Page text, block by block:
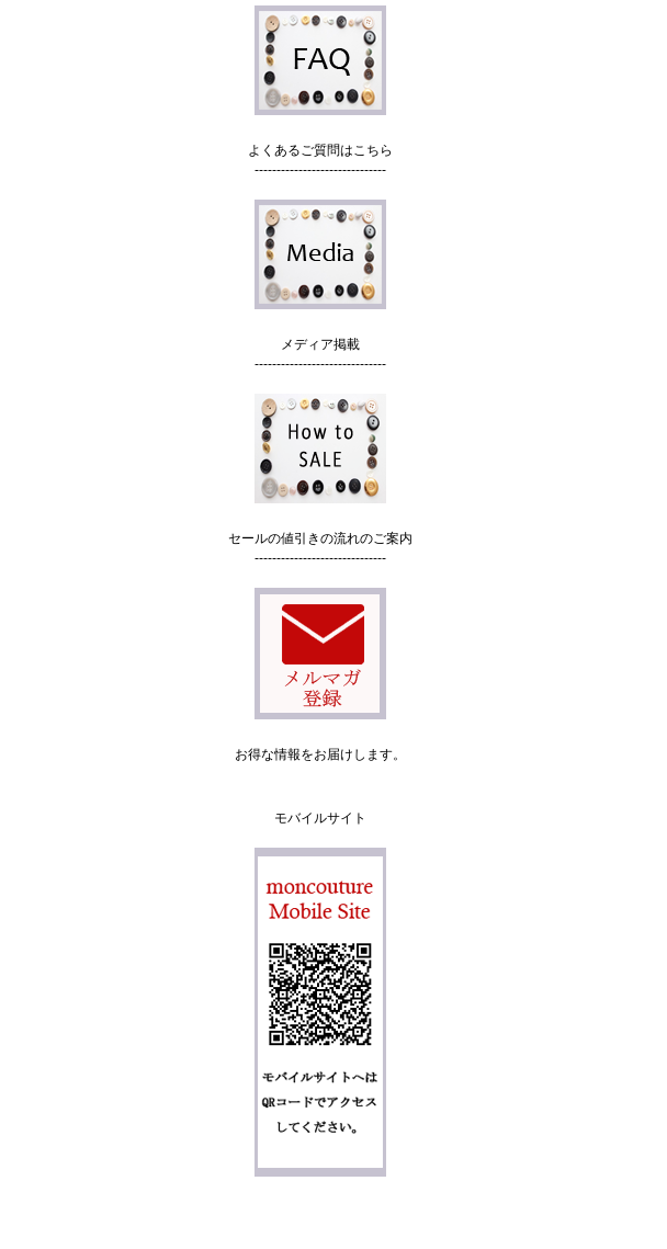
よくあるご質問はこちら
------------------------------
メディア掲載
------------------------------
セールの値引きの流れのご案内
------------------------------
お得な情報をお届けします。
モバイルサイト